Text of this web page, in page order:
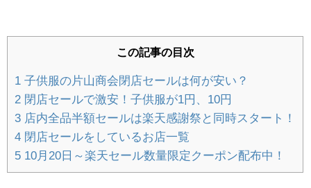
持ち寄りパーティー簡単レシピ公開！ママ
知育ブロックおすすめGESTAR（ジスタ
ー）メリットとデメリットをレビュー
この記事の目次
1 子供服の片山商会閉店セールは何が安い？
2 閉店セールで激安！子供服が1円、10円
3 店内全品半額セールは楽天感謝祭と同時スタート！
4 閉店セールをしているお店一覧
5 10月20日～楽天セール数量限定クーポン配布中！